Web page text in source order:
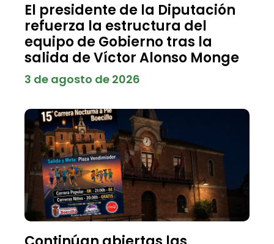
El presidente de la Diputación
refuerza la estructura del
equipo de Gobierno tras la
salida de Víctor Alonso Monge
3 de agosto de 2026